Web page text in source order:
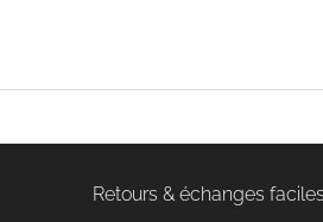
Retours & échanges